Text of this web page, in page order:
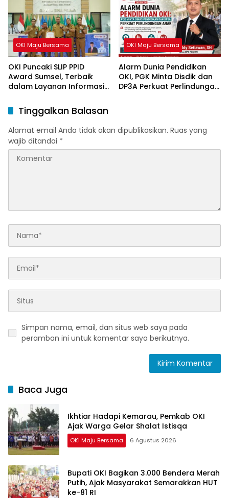
OKI Maju Bersama
OKI Puncaki SLIP PPID
Award Sumsel, Terbaik
dalam Layanan Informasi
OKI Maju Bersama
Alarm Dunia Pendidikan
OKI, PGK Minta Disdik dan
DP3A Perkuat Perlindungan
Tinggalkan Balasan
Alamat email Anda tidak akan dipublikasikan. Ruas yang
wajib ditandai *
Simpan nama, email, dan situs web saya pada
peramban ini untuk komentar saya berikutnya.
Baca Juga
Ikhtiar Hadapi Kemarau, Pemkab OKI
Ajak Warga Gelar Shalat Istisqa
OKI Maju Bersama 6 Agustus 2026
Bupati OKI Bagikan 3.000 Bendera Merah
Putih, Ajak Masyarakat Semarakkan HUT
ke-81 RI